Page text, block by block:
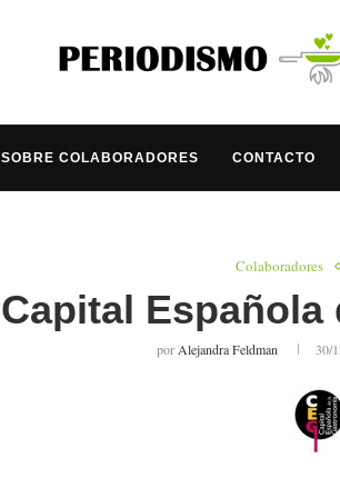
SOBRE COLABORADORES CONTACTO
Colaboradores
Capital Española
porAlejandra Feldman 30/